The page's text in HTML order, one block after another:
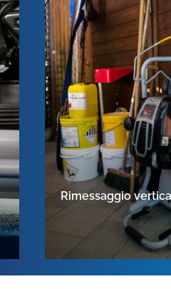
Rimessaggio